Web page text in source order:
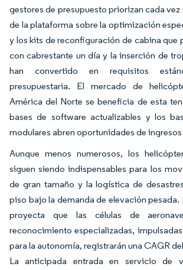
gestores de presupuesto priorizan cada vez
de la plataforma sobre la optimización
y los kits de reconfiguración de cabina que
con cabrestante un día y la inserción de
han convertido en requisitos
presupuestaria. El mercado de
América del Norte se beneficia de esta
bases de software actualizables y los
modulares abren oportunidades de
Aunque menos numerosos, los
siguen siendo indispensables para los
de gran tamaño y la logística de
piso bajo la demanda de elevación pesada.
proyecta que las células de
reconocimiento especializadas,
para la autonomía, registrarán una CAGR
La anticipada entrada en servicio de